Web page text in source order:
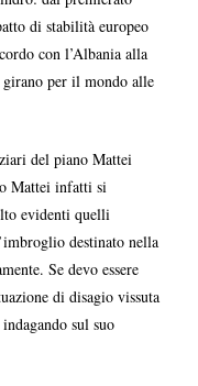
di stabilità europeo
con l’Albania alla
per il mondo alle
del piano Mattei
Mattei infatti si
evidenti quelli
destinato nella
Se devo essere
di disagio vissuta
sul suo